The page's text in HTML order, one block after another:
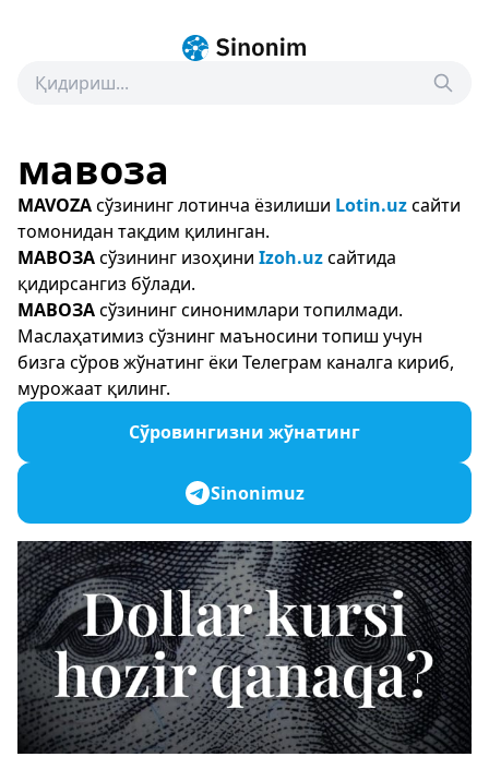
мавоза
MAVOZAсўзининг лотинча ёзилиши Lotin.uzсайти
томонидан тақдим қилинган.
МАВОЗАсўзининг изоҳини Izoh.uzсайтида
қидирсангиз бўлади.
МАВОЗАсўзининг синонимлари топилмади.
Маслаҳатимиз сўзнинг маъносини топиш учун
бизга сўров жўнатинг ёки Телеграм каналга кириб,
мурожаат қилинг.
Сўровингизни жўнатинг
Sinonimuz